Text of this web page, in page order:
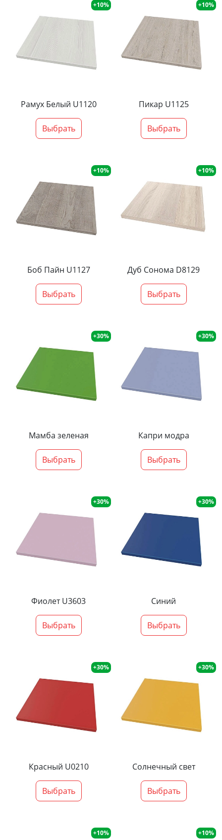
+10%
Рамух Белый U1120
Выбрать
+10%
Пикар U1125
Выбрать
+10%
Боб Пайн U1127
Выбрать
+10%
Дуб Сонома D8129
Выбрать
+30%
Мамба зеленая
Выбрать
+30%
Капри модра
Выбрать
+30%
Фиолет U3603
Выбрать
+30%
Синий
Выбрать
+30%
Красный U0210
Выбрать
+30%
Солнечный свет
Выбрать
+10% +10%